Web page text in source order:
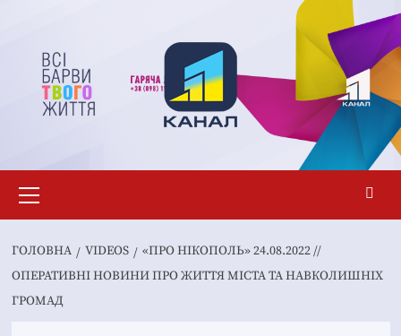
вмісту
меню
ГОЛОВНА VIDEOS
«ПРО НІКОПОЛЬ» 24.08.2022 //
ОПЕРАТИВНІ НОВИНИ ПРО ЖИТТЯ МІСТА ТА НАВКОЛИШНІХ
ГРОМАД